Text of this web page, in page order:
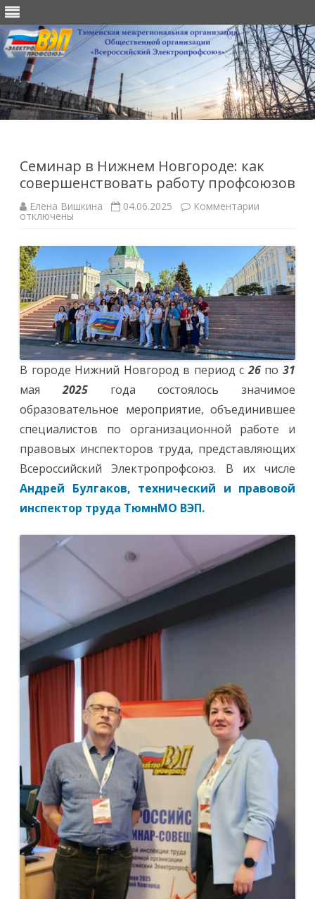
Семинар в Нижнем Новгороде: как
совершенствовать работу профсоюзов
Елена Вишкина 04.06.2025 Комментарии
Нижнем
Новгороде:
как
работу
отключены
В городе Нижний Новгород в период с26по31
мая2025года состоялось значимое
образовательное мероприятие, объединившее
специалистов по организационной работе и
правовых инспекторов труда, представляющих
Всероссийский Электропрофсоюз. В их числе
Андрей Булгаков, технический и правовой
инспектор труда ТюмнМО ВЭП.